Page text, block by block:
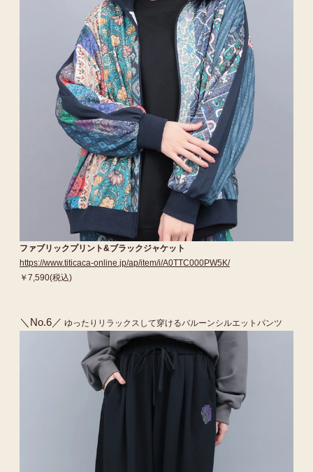
ファブリックプリント&ブラックジャケット
https://www.titicaca-online.jp/ap/item/i/A0TTC000PW5K/
￥7,590(税込)
＼No.6／ ゆったりリラックスして穿けるバルーンシルエットパンツ